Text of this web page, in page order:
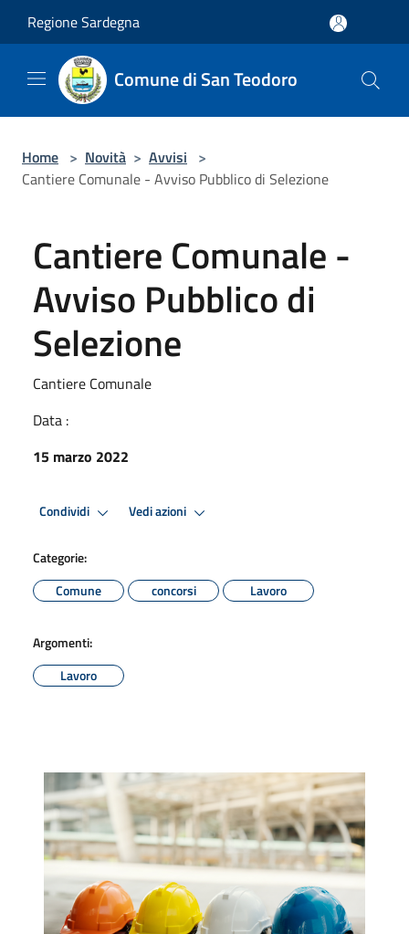
Regione Sardegna
Comune di San Teodoro
Home > Novità > Avvisi >
Cantiere Comunale - Avviso Pubblico di Selezione
Cantiere Comunale -
Avviso Pubblico di
Selezione
Cantiere Comunale
Data :
15 marzo 2022
Condividi Vedi azioni
Categorie:
Comune
concorsi Lavoro
Argomenti:
Lavoro